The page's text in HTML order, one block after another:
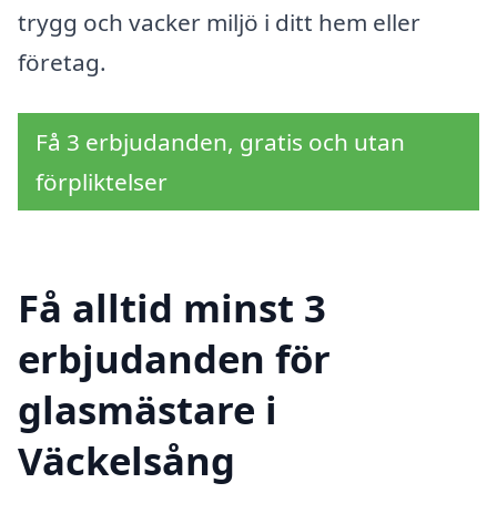
trygg och vacker miljö i ditt hem eller
företag.
Få 3 erbjudanden, gratis och utan
förpliktelser
Få alltid minst 3
erbjudanden för
glasmästare i
Väckelsång